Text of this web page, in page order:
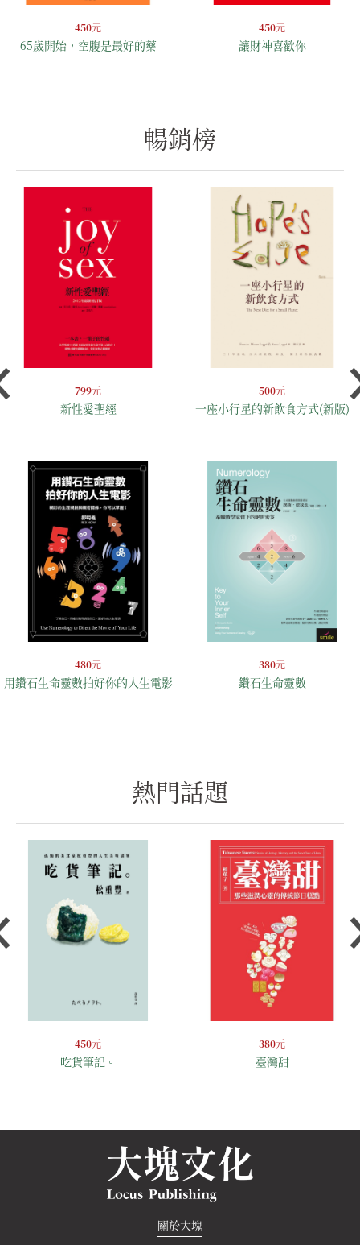
450元
65歲開始，空腹是最好的藥
450元
讓財神喜歡你
暢銷榜
799元
新性愛聖經
480元
用鑽石生命靈數拍好你的人生電影
500元
一座小行星的新飲食方式(新版)
380元
鑽石生命靈數
熱門話題
450元
吃貨筆記。
380元
臺灣甜
關於大塊